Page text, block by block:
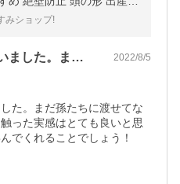
くら 爆買
みショップ!
早い対応ありがとうございました。まだ孫… 2022/8/5
た。まだ孫たちに渡せてな
った実感はとても良いと思
でくれることでしょう！